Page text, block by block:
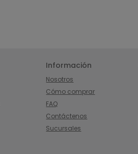
Información
Nosotros
Cómo comprar
FAQ
Contáctenos
Sucursales